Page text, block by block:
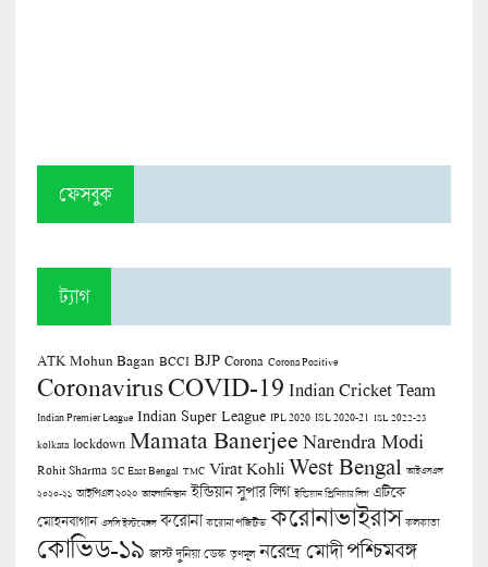
ফেসবুক
ট্যাগ
ATK Mohun Bagan BCCI BJP Corona Corona Positive
CoronavirusCOVID-19 Indian Cricket Team
Indian Premier League Indian Super League IPL 2020 ISL 2020-21 ISL 2022-23
kolkata lockdown Mamata Banerjee Narendra Modi
Rohit Sharma SC East Bengal TMC Virat Kohli West Bengal আইএসএল
২০২০-২১ আইপিএল ২০২০ আফগানিস্তান ইন্ডিয়ান সুপার লিগ ইন্ডিয়ান প্রিমিয়ার লিগ এটিকে
মোহনবাগান এসসি ইস্টবেঙ্গল করোনা করোনা পজিটিভ করোনাভাইরাস কলকাতা
কোভিড-১৯ জাস্ট দুনিয়া ডেস্ক তৃণমূল নরেন্দ্র মোদী পশ্চিমবঙ্গ